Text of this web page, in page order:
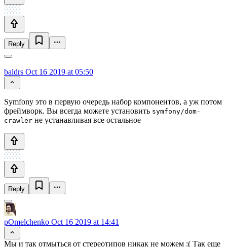
Reply
baldrs Oct 16 2019 at 05:50
Symfony это в первую очередь набор компонентов, а уж потом
фреймворк. Вы всегда можете установить symfony/dom-
crawler не устанавливая все остальное
Reply
pOmelchenko Oct 16 2019 at 14:41
Мы и так отмыться от стереотипов никак не можем :( Так еще